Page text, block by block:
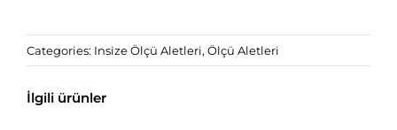
Categories: Insize Ölçü Aletleri, Ölçü Aletleri
İlgili ürünler